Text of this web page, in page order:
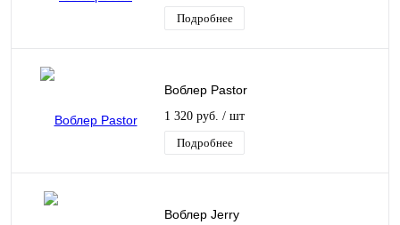
Подробнее
Воблер Pastor
1 320 руб. / шт
Подробнее
Воблер Jerry